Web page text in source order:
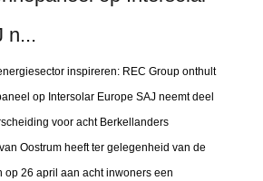
n...
inspireren: REC Group onthult
op Intersolar Europe SAJ neemt deel
voor acht Berkellanders
Oostrum heeft ter gelegenheid van de
op 26 april aan acht inwoners een